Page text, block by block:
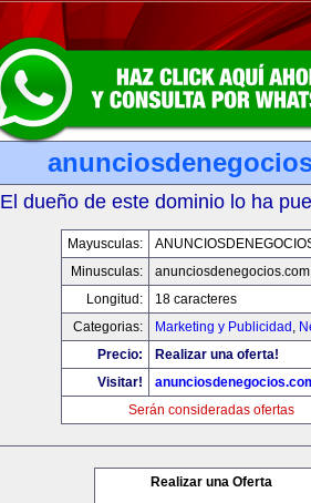
El dueño de este dominio lo ha
Mayusculas:
Minusculas:
anunciosdenegocios.com
Longitud:
18 caracteres
Categorias:
Marketing y Publicidad ,
Precio:
Realizar una oferta!
Visitar!
Serán consideradas ofertas
Realizar una Oferta